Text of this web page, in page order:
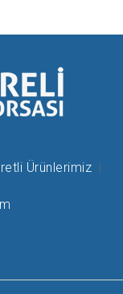
Ürünlerimiz